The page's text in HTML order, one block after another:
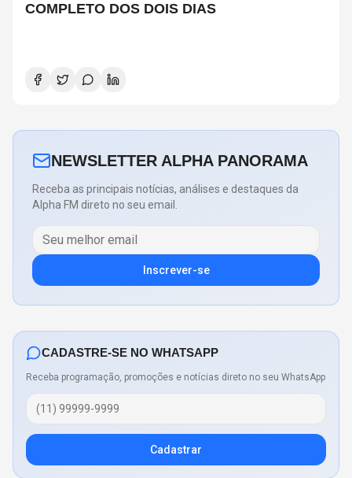
COMPLETO DOS DOIS DIAS
NEWSLETTER ALPHA PANORAMA
Receba as principais notícias, análises e destaques da
Alpha FM direto no seu email.
Inscrever-se
CADASTRE-SE NO WHATSAPP
Receba programação, promoções e notícias direto no seu WhatsApp
Cadastrar